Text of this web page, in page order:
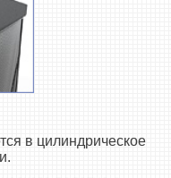
в цилиндрическое